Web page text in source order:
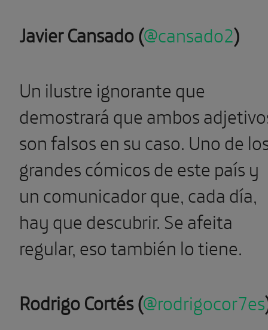
Javier Cansado (@cansado2)
Un ilustre ignorante que
demostrará que ambos
son falsos en su caso. Uno de
grandes cómicos de este país y
un comunicador que, cada día,
hay que descubrir. Se afeita
regular, eso también lo tiene.
Rodrigo Cortés(@rodrigocor7es